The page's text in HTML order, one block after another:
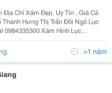
Địa Chỉ Xăm Đẹp, Uy Tín , Giá Cả
Hưng Thị Trấn Đồi Ngô Lục
0984335300 Xăm Hình Lục
Hình Lục Namxăm Hình
Lục Namxăm Hình Lục Namxăm>1 năm